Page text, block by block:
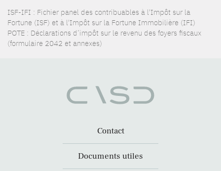
ISF-IFI : Fichier panel des contribuables à l'Impôt sur la
Fortune (ISF) et à l'Impôt sur la Fortune Immobilière (IFI)
POTE : Déclarations d’impôt sur le revenu des foyers fiscaux
(formulaire 2042 et annexes)
Contact
Documents utiles